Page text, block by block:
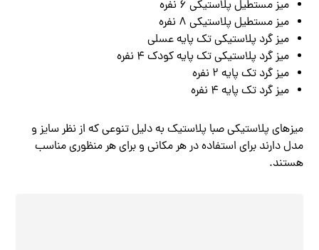
میز مستطیل پلاستیکی ۶ نفره
میز مستطیل پلاستیکی ۸ نفره
میز گرد پلاستیکی تک پایه عسلی
میز گرد پلاستیکی تک پایه کودک ۴ نفره
میز گرد تک پایه ۲ نفره
میز گرد تک پایه ۴ نفره
میزهای پلاستیکی صبا پلاستیک به دلیل تنوعی که از نظر سایز و
مدل دارند برای استفاده در هر مکانی و برای هر منظوری مناسب
هستند.